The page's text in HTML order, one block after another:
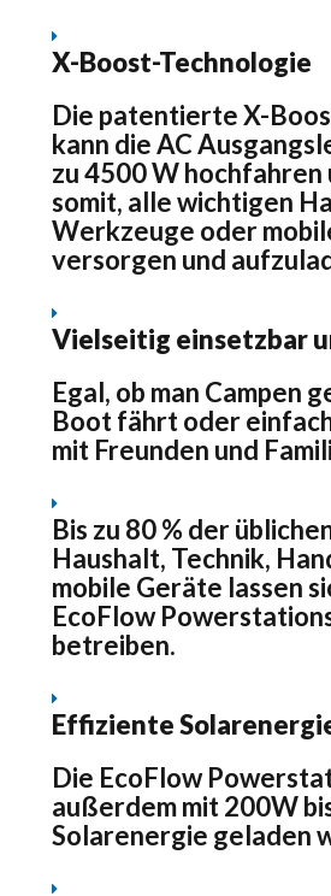
X-Boost-Technologie
Die patentierte X-
kann die AC
zu 4500 W
somit, alle wichtigen
Werkzeuge oder
versorgen und
Vielseitig einsetzbar
Egal, ob man Campen
Boot fährt oder
mit Freunden und
Bis zu 80 % der
Haushalt, Technik,
mobile Geräte lassen
EcoFlow
betreiben.
Effiziente
Die EcoFlow
außerdem mit 200W
Solarenergie geladen